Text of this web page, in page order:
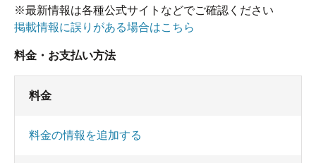
※最新情報は各種公式サイトなどでご確認ください
掲載情報に誤りがある場合はこちら
料金・お支払い方法
料金
料金の情報を追加する